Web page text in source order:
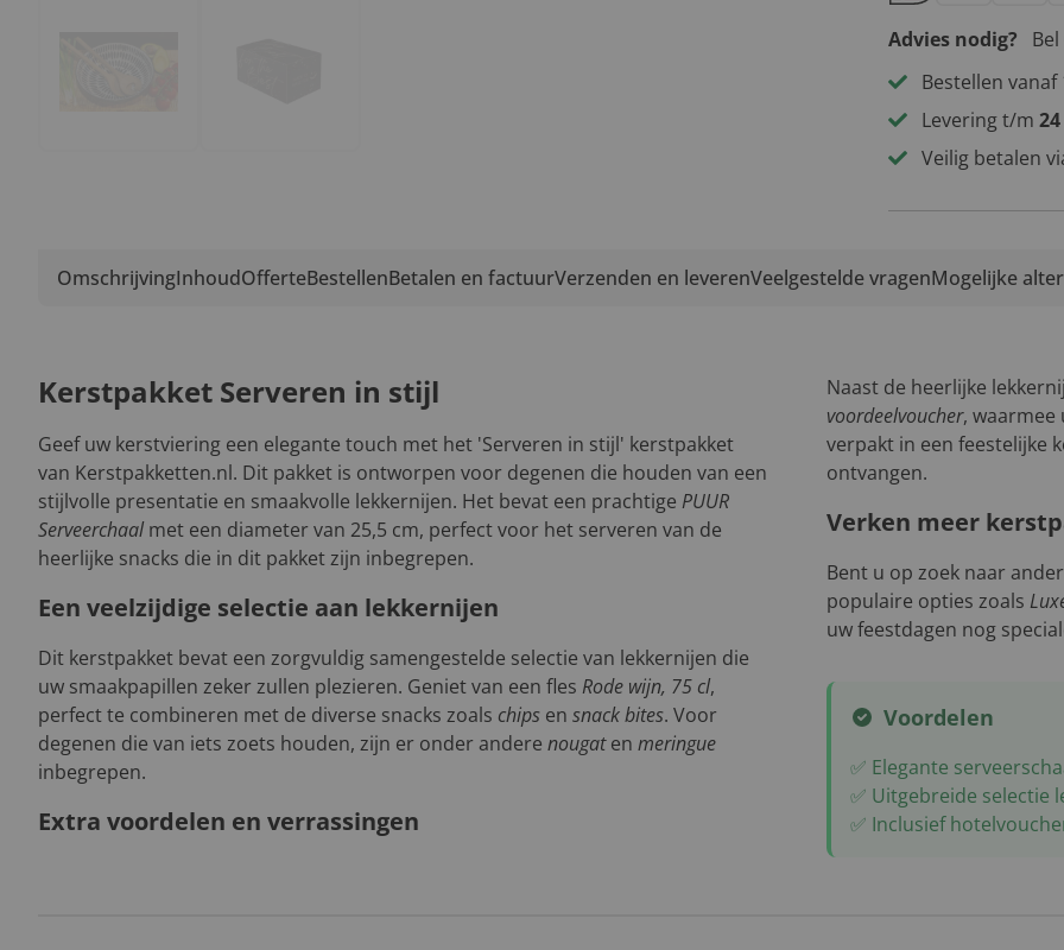
Advies nodig? Bel
Bestellen vanaf
Levering t/m
Veilig betalen
OmschrijvingInhoudOfferteBestellenBetalen en factuurVerzenden en leverenVeelgestelde vragenMogelijke
Kerstpakket Serveren in stijl
Geef uw kerstviering een elegante touch met het 'Serveren in stijl' kerstpakket
van Kerstpakketten.nl. Dit pakket is ontworpen voor degenen die houden van een
stijlvolle presentatie en smaakvolle lekkernijen. Het bevat een prachtige PUUR
Serveerchaalmet een diameter van 25,5 cm, perfect voor het serveren van de
heerlijke snacks die in dit pakket zijn inbegrepen.
Een veelzijdige selectie aan lekkernijen
Dit kerstpakket bevat een zorgvuldig samengestelde selectie van lekkernijen die
uw smaakpapillen zeker zullen plezieren. Geniet van een fles Rode wijn, 75 cl,
perfect te combineren met de diverse snacks zoals chips en snack bites. Voor
degenen die van iets zoets houden, zijn er onder andere nougaten meringue
inbegrepen.
Extra voordelen en verrassingen
Naast de heerlijke
voordeelvoucher, waarmee
verpakt in een feestelijke
ontvangen.
Verken meer
Bent u op zoek naar
populaire opties zoals
uw feestdagen nog
Voordelen
✅ Elegante
✅ Uitgebreide selectie
✅ Inclusief